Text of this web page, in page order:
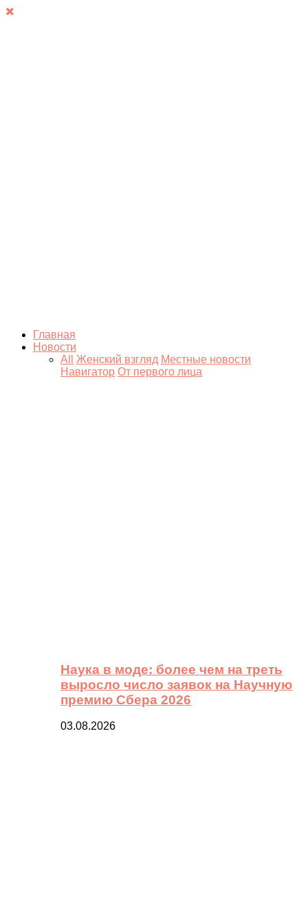
Главная
Новости
All
Женский взгляд Местные новости
Навигатор От первого лица
Наука в моде: более чем на треть
выросло число заявок на Научную
премию Сбера 2026
03.08.2026